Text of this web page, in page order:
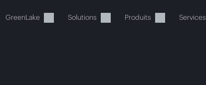
GreenLake Solutions Produits Services